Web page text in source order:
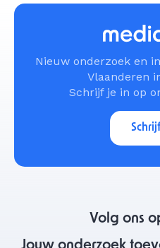
Nieuw onderzoek en
Vlaanderen
Schrijf je in op
Volg ons